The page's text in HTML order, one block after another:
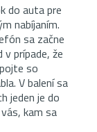
do auta pre
nabíjaním.
sa začne
v prípade, že
so
V balení sa
jeden je do
kam sa